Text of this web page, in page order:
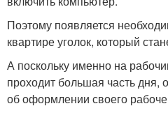
Поэтому появляется
квартире уголок, который
А поскольку именно на
проходит большая часть дня,
об оформлении своего